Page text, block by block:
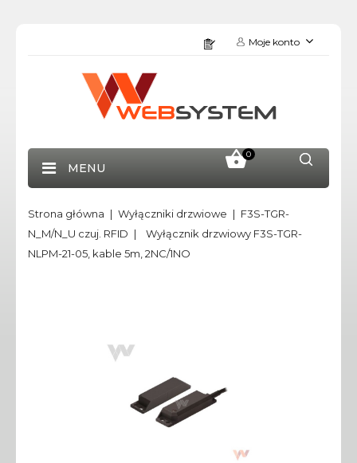
Moje konto
0
MENU
Strona główna Wyłączniki drzwiowe
F3S-TGR-
N_M/N_U czuj. RFID
Wyłącznik drzwiowy F3S-TGR-
NLPM-21-05, kable 5m, 2NC/1NO